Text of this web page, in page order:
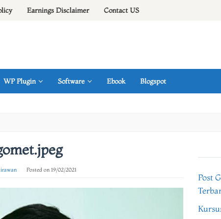
Earnings Disclaimer Contact US
WP Plugin Software Ebook Blogspot
Posted on 19/02/2021
Post